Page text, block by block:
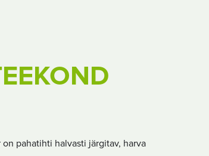
pahatihti halvasti järgitav, harva